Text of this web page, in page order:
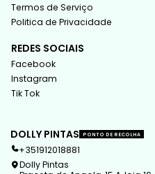
Termos de Serviço
Politica de Privacidade
REDES SOCIAIS
Facebook
Instagram
Tik Tok
DOLLY PINTAS PONTO DE RECOLHA
+351912018881
Dolly Pintas